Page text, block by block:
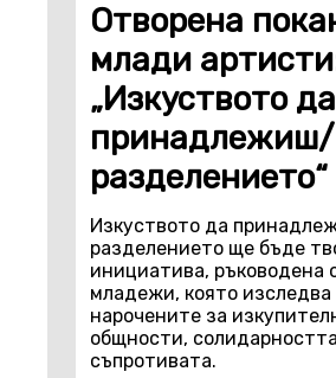
Отворена
млади
„Изкуството да
разделението“
Изкуството да
разделението ще бъде
инициатива, ръководена
младежи, която
нарочените за
общности,
съпротивата.